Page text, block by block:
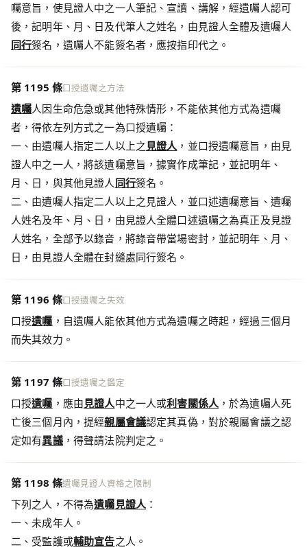
囑意旨，使見證人中之一人筆記、宣讀、講解，經遺囑人認可
後，記明年、月、日及代筆人之姓名，由見證人全體及遺囑人
同行簽名，遺囑人不能簽名者，應按指印代之。
第 1195 條口授遺囑之方法
遺囑人因生命危急或其他特殊情形，不能依其他方式為遺囑
者，得依左列方式之一為口授遺囑：
一、由遺囑人指定二人以上之 見證人，並口授遺囑意旨，由見
證人中之一人，將該遺囑意旨，據實作成筆記，並記明年、
月、日，與其他見證人同行簽名。
二、由遺囑人指定二人以上之見證人，並口述遺囑意旨、遺囑
人姓名及年、月、日，由見證人全體口述遺囑之為真正及見證
人姓名，全部予以錄音，將錄音帶當場密封，並記明年、月、
日，由見證人全體在封縫處同行簽名。
第 1196 條口授遺囑之失效
口授遺囑 ，自遺囑人能依其他方式為遺囑之時起，經過三個月
而失其效力。
第 1197 條口授遺囑之鑑定
口授遺囑 ，應由見證人中之一人或利害關係人，於為遺囑人死
亡後三個月內，提經親屬會議認定其真偽，對於親屬會議之認
定如有異議，得聲請法院判定之。
第 1198 條遺囑見證人資格之限制
下列之人，不得為遺囑見證人：
一、未成年人。
二、受監護或輔助宣告之人。